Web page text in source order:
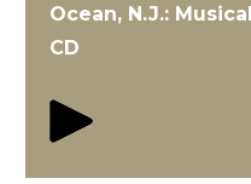
Ocean, N.J.:
CD